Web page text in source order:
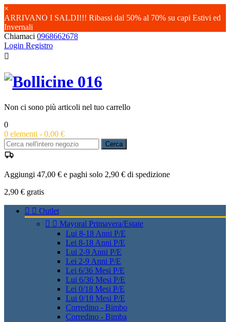
×
ARRIVANO I SALDI!!! Ribassi dal 50% al 70% su capi Estivi ed
Invernali
Chiamaci 0968662678
Login Registro

Non ci sono più articoli nel tuo carrello
0
0 elementi - 0,00 €
Cerca
Aggiungi 47,00 € e paghi solo 2,90 € di spedizione
2,90 € gratis
  Outlet
  Mayoral Primavera/Estate
Lui 8-18 Anni P/E
Lei 8-18 Anni P/E
Lui 2-9 Anni P/E
Lei 2-9 Anni P/E
Lei 6/36 Mesi P/E
Lui 6/36 Mesi P/E
Lei 0/18 Mesi P/E
Lui 0/18 Mesi P/E
Corredino - Bimbo
Corredino - Bimba